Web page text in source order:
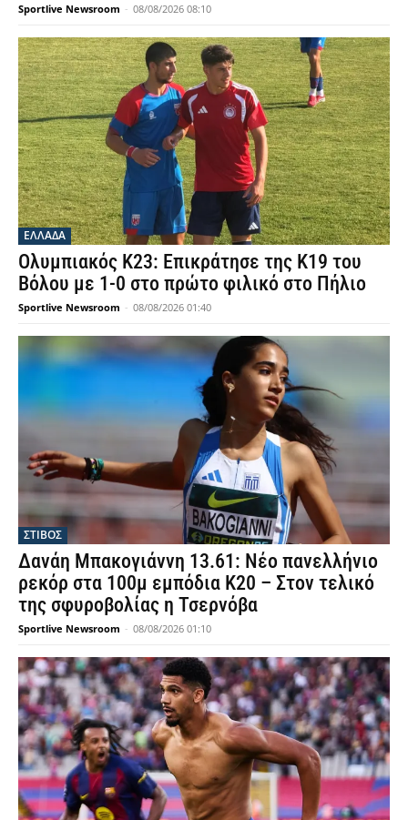
Sportlive Newsroom - 08/08/2026 08:10
ΕΛΛΑΔΑ
Ολυμπιακός Κ23: Επικράτησε της Κ19 του
Βόλου με 1-0 στο πρώτο φιλικό στο Πήλιο
Sportlive Newsroom - 08/08/2026 01:40
ΣΤΙΒΟΣ
Δανάη Μπακογιάννη 13.61: Νέο πανελλήνιο
ρεκόρ στα 100μ εμπόδια Κ20 – Στον τελικό
της σφυροβολίας η Τσερνόβα
Sportlive Newsroom - 08/08/2026 01:10